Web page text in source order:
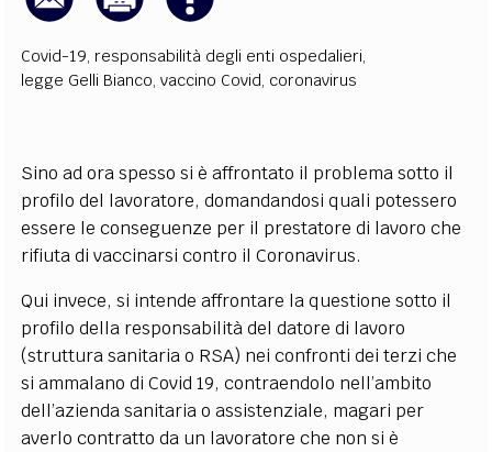
Covid-19, responsabilità degli enti ospedalieri,
legge Gelli Bianco,vaccino Covid, coronavirus
Sino ad ora spesso si è affrontato il problema sotto il
profilo del lavoratore, domandandosi quali potessero
essere le conseguenze per il prestatore di lavoro che
rifiuta di vaccinarsi contro il Coronavirus.
Qui invece, si intende affrontare la questione sotto il
profilo della responsabilità del datore di lavoro
(struttura sanitaria o RSA) nei confronti dei terzi che
si ammalano di Covid 19, contraendolo nell’ambito
dell’azienda sanitaria o assistenziale, magari per
averlo contratto da un lavoratore che non si è